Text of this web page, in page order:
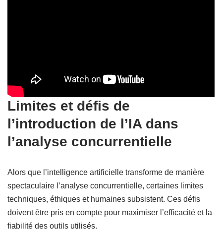
Limites et défis de
l’introduction de l’IA dans
l’analyse concurrentielle
Alors que l’intelligence artificielle transforme de manière
spectaculaire l’analyse concurrentielle, certaines limites
techniques, éthiques et humaines subsistent. Ces défis
doivent être pris en compte pour maximiser l’efficacité et la
fiabilité des outils utilisés.